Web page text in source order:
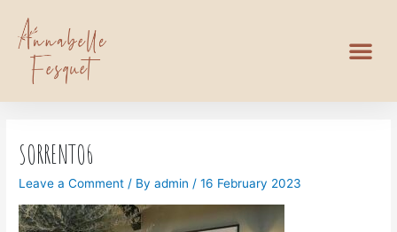
SORRENTO6
Leave a Comment / Byadmin /16 February 2023